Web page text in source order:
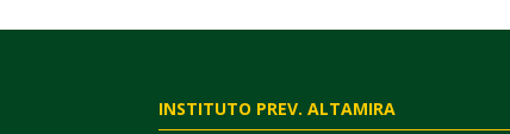
INSTITUTO PREV. ALTAMIRA